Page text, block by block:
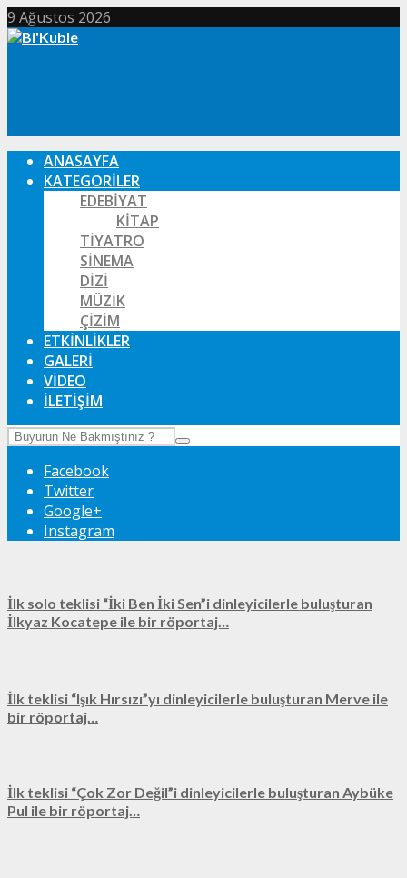
9 Ağustos 2026
ANASAYFA
KATEGORILER
EDEBIYAT
KITAP
TIYATRO
SINEMA
DIZI
MÜZIK
ÇIZIM
ETKINLIKLER
GALERI
VIDEO
İLETIŞIM
Facebook
Twitter
Google+
Instagram
İlk solo teklisi “İki Ben İki Sen”i dinleyicilerle buluşturan
İlkyaz Kocatepe ile bir röportaj…
İlk teklisi “Işık Hırsızı”yı dinleyicilerle buluşturan Merve ile
bir röportaj…
İlk teklisi “Çok Zor Değil”i dinleyicilerle buluşturan Aybüke
Pul ile bir röportaj…